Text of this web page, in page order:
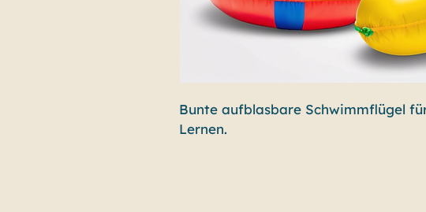
Bunte aufblasbare Schwimmflügel
Lernen.